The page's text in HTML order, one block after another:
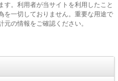
す。利用者が当サイトを利用したこと
を一切しておりません。重要な用途で
の情報をご確認ください。